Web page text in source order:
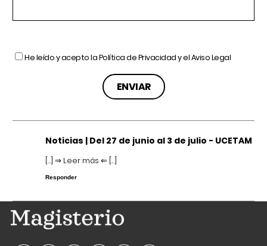
He leído y acepto laPolítica de Privacidady elAviso Legal
Noticias | Del 27 de junio al 3 de julio - UCETAM
[…] ⇒ Leer más ⇐ […]
Responder